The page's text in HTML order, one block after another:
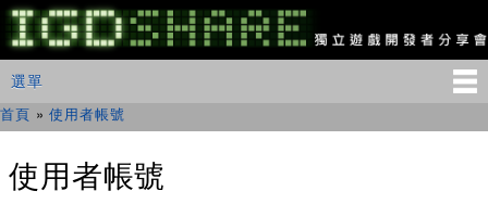
移
至
主
IGDSHARE
獨
遊
發
主選單
選單
您在這裡
首頁 »使用者帳號
使用者帳號